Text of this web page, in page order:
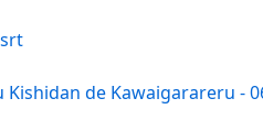
de Kawaigarareru -